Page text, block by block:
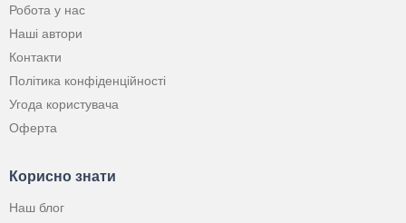
Робота у нас
Наші автори
Контакти
Політика конфіденційності
Угода користувача
Оферта
Корисно знати
Наш блог